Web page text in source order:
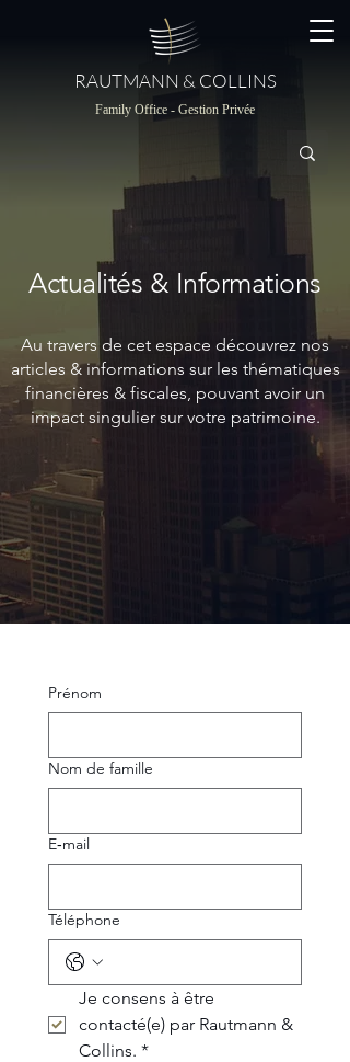
RAUTMANN & COLLINS
Family Office - Gestion Privée
Actualités & Informations
Au travers de cet espace découvrez nos
articles & informations sur les thématiques
financières & fiscales, pouvant avoir un
impact singulier sur votre patrimoine.
Prénom
Nom de famille
E‑mail
Téléphone
Je consens à être
contacté(e) par Rautmann &
Collins. *